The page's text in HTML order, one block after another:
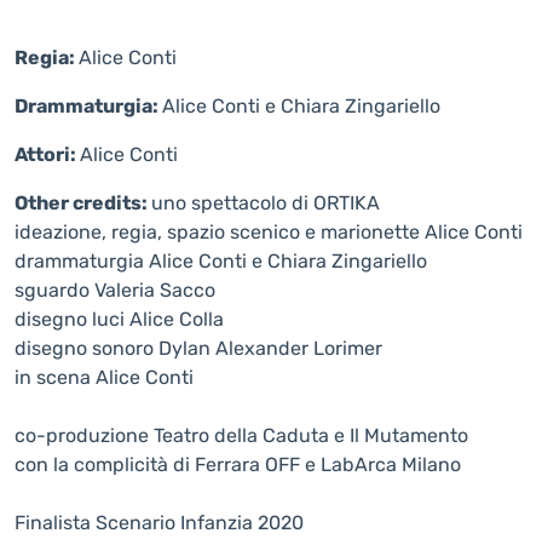
Regia: Alice Conti
Drammaturgia: Alice Conti e Chiara Zingariello
Attori: Alice Conti
Other credits: uno spettacolo di ORTIKA
ideazione, regia, spazio scenico e marionette Alice Conti
drammaturgia Alice Conti e Chiara Zingariello
sguardo Valeria Sacco
disegno luci Alice Colla
disegno sonoro Dylan Alexander Lorimer
in scena Alice Conti
co-produzione Teatro della Caduta e Il Mutamento
con la complicità di Ferrara OFF e LabArca Milano
Finalista Scenario Infanzia 2020